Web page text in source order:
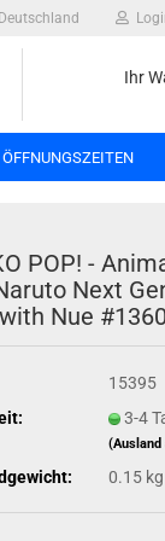
Deutschland
Ihr
POP! -
Next
Nue #1360
15395
3-4
(Ausland
0.15kg